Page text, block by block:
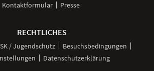
Kontaktformular
Presse
RECHTLICHES
/ Jugendschutz
Besuchsbedingungen
Datenschutzerklärung